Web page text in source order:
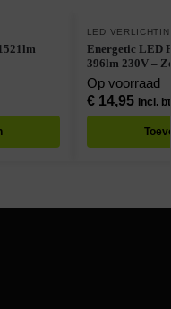
LED
Energetic LED
396lm 230V –
Op voorraad
€14,95 Incl.